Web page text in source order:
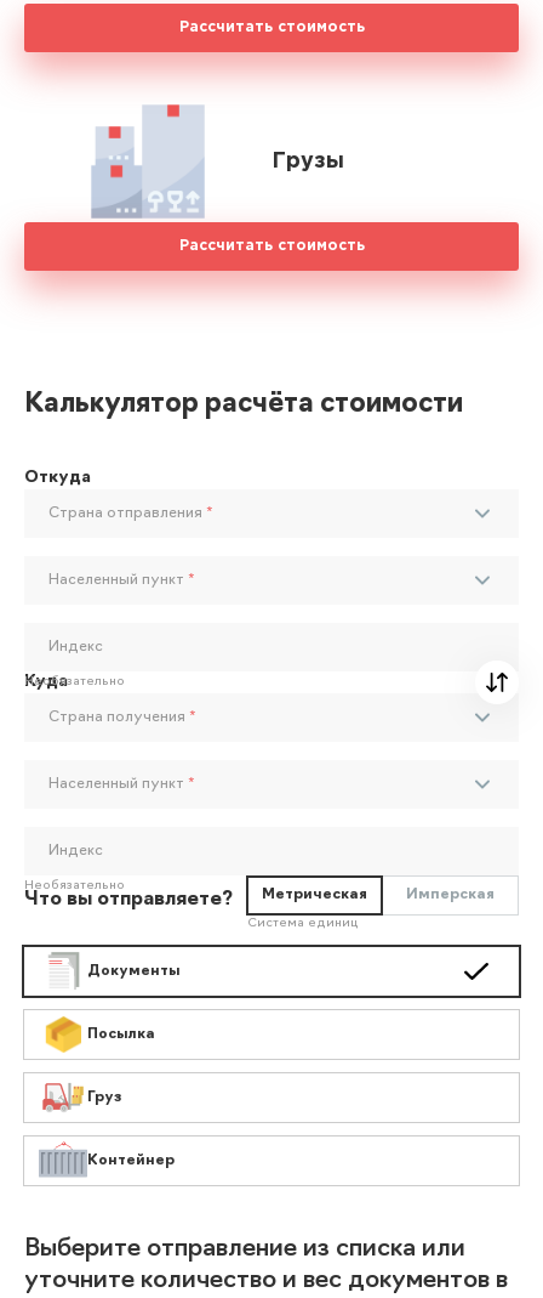
Рассчитать стоимость
Грузы
Рассчитать стоимость
Калькулятор расчёта стоимости
Откуда
Страна отправления *
Населенный пункт *
Индекс
Необязательно
Куда
Страна получения *
Населенный пункт *
Индекс
Необязательно
Что вы отправляете? Метрическая Имперская
Система единиц
Документы
Посылка
Груз
Контейнер
Выберите отправление из списка или
уточните количество и вес документов в